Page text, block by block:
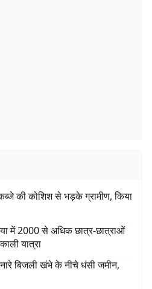
की कोशिश से भड़के ग्रामीण, किया
में 2000 से अधिक छात्र-छात्राओं
यात्रा
बिजली खंभे के नीचे धंसी जमीन,